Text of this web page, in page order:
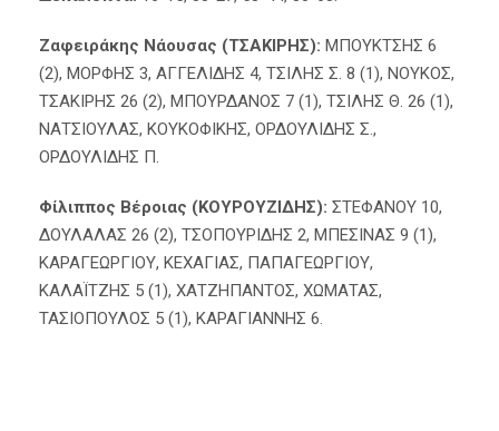
Ζαφειράκης Νάουσας (ΤΣΑΚΙΡΗΣ): ΜΠΟΥΚΤΣΗΣ 6
(2), ΜΟΡΦΗΣ 3, ΑΓΓΕΛΙΔΗΣ 4, ΤΣΙΛΗΣ Σ. 8 (1), ΝΟΥΚΟΣ,
ΤΣΑΚΙΡΗΣ 26 (2), ΜΠΟΥΡΔΑΝΟΣ 7 (1), ΤΣΙΛΗΣ Θ. 26 (1),
ΝΑΤΣΙΟΥΛΑΣ, ΚΟΥΚΟΦΙΚΗΣ, ΟΡΔΟΥΛΙΔΗΣ Σ.,
ΟΡΔΟΥΛΙΔΗΣ Π.
Φίλιππος Βέροιας (ΚΟΥΡΟΥΖΙΔΗΣ): ΣΤΕΦΑΝΟΥ 10,
ΔΟΥΛΑΛΑΣ 26 (2), ΤΣΟΠΟΥΡΙΔΗΣ 2, ΜΠΕΣΙΝΑΣ 9 (1),
ΚΑΡΑΓΕΩΡΓΙΟΥ, ΚΕΧΑΓΙΑΣ, ΠΑΠΑΓΕΩΡΓΙΟΥ,
ΚΑΛΑΪΤΖΗΣ 5 (1), ΧΑΤΖΗΠΑΝΤΟΣ, ΧΩΜΑΤΑΣ,
ΤΑΣΙΟΠΟΥΛΟΣ 5 (1), ΚΑΡΑΓΙΑΝΝΗΣ 6.